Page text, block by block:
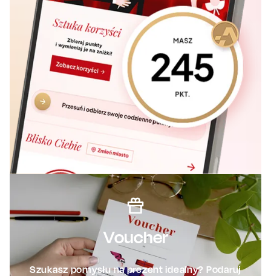
Voucher
Szukasz pomysłu na prezent idealny? Podaruj